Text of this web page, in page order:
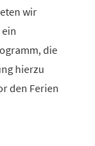
wir
die
hierzu
den Ferien